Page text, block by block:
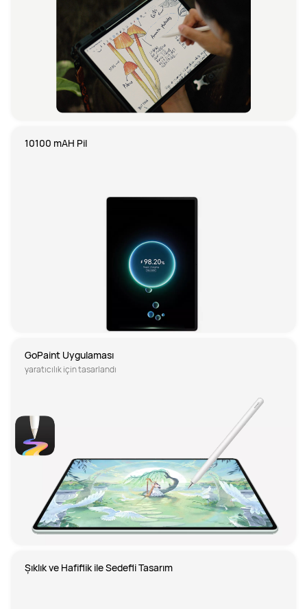
10100 mAH Pil
GoPaint Uygulaması
yaratıcılık için tasarlandı
Şıklık ve Hafiflik ile Sedefli Tasarım